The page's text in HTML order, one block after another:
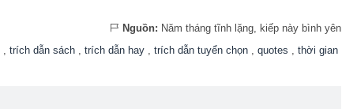
Nguồn: Năm tháng tĩnh lặng, kiếp này bình yên
, trích dẫn sách , trích dẫn hay , trích dẫn tuyển chọn , quotes , thời gian